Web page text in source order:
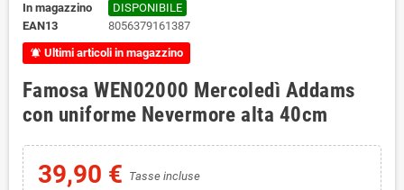
In magazzino
DISPONIBILE
EAN13
8056379161387
notifications_active Ultimi articoli in magazzino
Famosa WEN02000 Mercoledì Addams
con uniforme Nevermore alta 40cm
39,90 € Tasse incluse